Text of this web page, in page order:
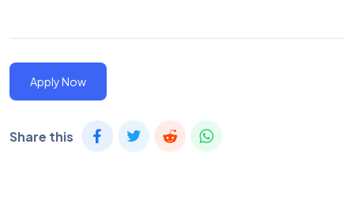
Apply Now
Share this